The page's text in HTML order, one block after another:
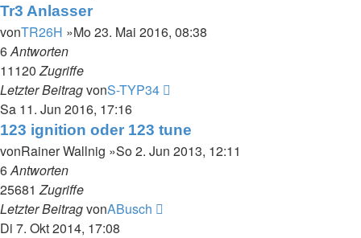
Tr3 Anlasser
vonTR26H »Mo 23. Mai 2016, 08:38
6Antworten
11120Zugriffe
Letzter BeitragvonS-TYP34
Sa 11. Jun 2016, 17:16
123 ignition oder 123 tune
vonRainer Wallnig »So 2. Jun 2013, 12:11
6Antworten
25681Zugriffe
Letzter BeitragvonABusch
Di 7. Okt 2014, 17:08